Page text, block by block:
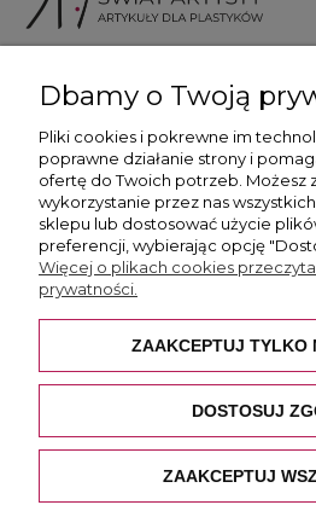
Więcej informacji
Płatność i
O nas
Dbamy o Twoją
Pliki cookies i pokrewne im
poprawne działanie strony i
ofertę do Twoich potrzeb. Możesz
wykorzystanie przez nas
sklepu lub dostosować użycie
preferencji, wybierając opcję
Więcej o plikach cookies
prywatności.
ZAAKCEPTUJ TYLKO
DOSTOSUJ
ZAAKCEPTUJ